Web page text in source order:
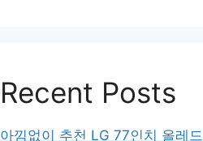
Recent Posts
아낌없이 추천 LG 77인치 올레